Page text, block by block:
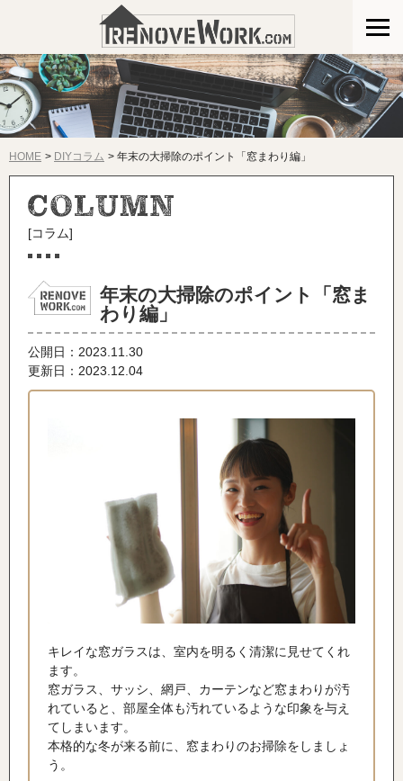
HOME DIYコラム 年末の大掃除のポイント「窓まわり編」
[コラム]
年末の大掃除のポイント「窓ま
わり編」
公開日： 2023.11.30
更新日：2023.12.04
キレイな窓ガラスは、室内を明るく清潔に見せてくれ
ます。
窓ガラス、サッシ、網戸、カーテンなど窓まわりが汚
れていると、部屋全体も汚れているような印象を与え
てしまいます。
本格的な冬が来る前に、窓まわりのお掃除をしましょ
う。